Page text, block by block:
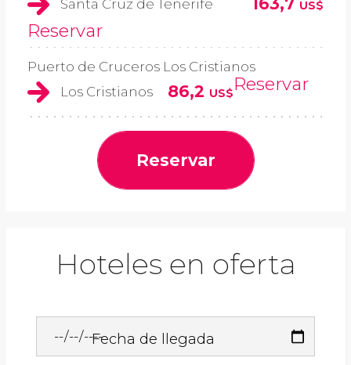
Santa Cruz de Tenerife
US$
Reservar
Puerto de Cruceros Los Cristianos
Los Cristianos
86,2 US$Reservar
Reservar
Hoteles en oferta
Fecha de llegada